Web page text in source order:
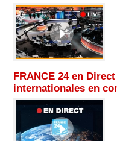
FRANCE 24 en
internationales en